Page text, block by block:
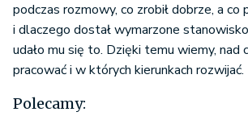
podczas rozmowy, co zrobił dobrze, a co
i dlaczego dostał wymarzone
udało mu się to. Dzięki temu wiemy, nad
pracować i w których kierunkach rozwijać.
Polecamy: